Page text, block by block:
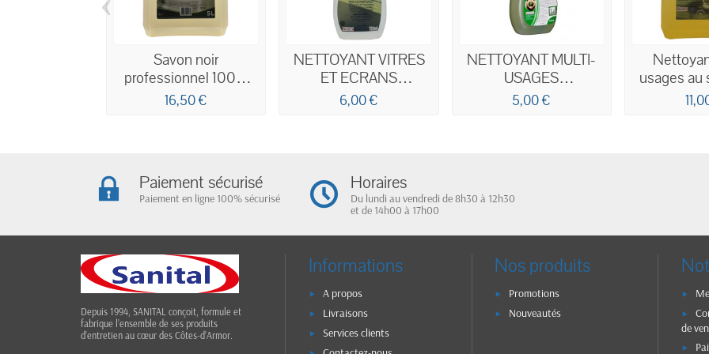
Savon noir
professionnel 100%
d'origine naturelle 5L
16,50 €
NETTOYANT VITRES
ET ECRANS
ECODETERGENT
6,00 €
NETTOYANT MULTI-
USAGES
ECODETERGENT
5,00 €
usages au
Paiement sécurisé
Paiement en ligne 100% sécurisé
Horaires
Du lundi au vendredi de 8h30 à 12h30
et de 14h00 à 17h00
Depuis 1994, SANITAL conçoit, formule et
fabrique l’ensemble de ses produits
d’entretien au cœur des Côtes-d’Armor.
Informations
A propos
Livraisons
Services clients
Nos produits
Promotions
Nouveautés
de